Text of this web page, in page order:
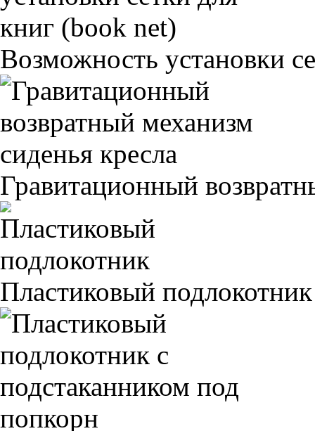
Возможность установки
Гравитационный
Пластиковый подлокотник